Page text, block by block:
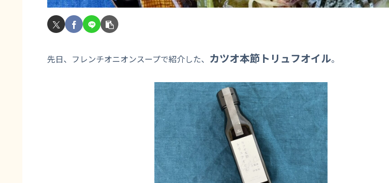
先日、フレンチオニオンスープで紹介した、 カツオ本節トリュフオイル。